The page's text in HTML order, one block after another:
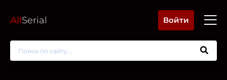
AllSerial Войти